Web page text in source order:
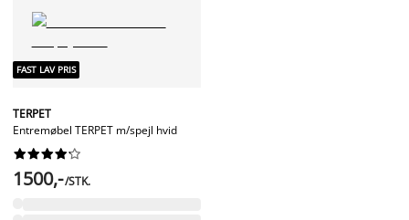
FAST LAV PRIS
TERPET
Entremøbel TERPET m/spejl hvid






1500,-/STK.